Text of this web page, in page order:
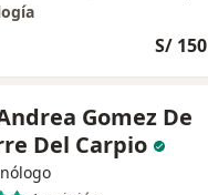
S/ 150
Gomez De
Del Carpio